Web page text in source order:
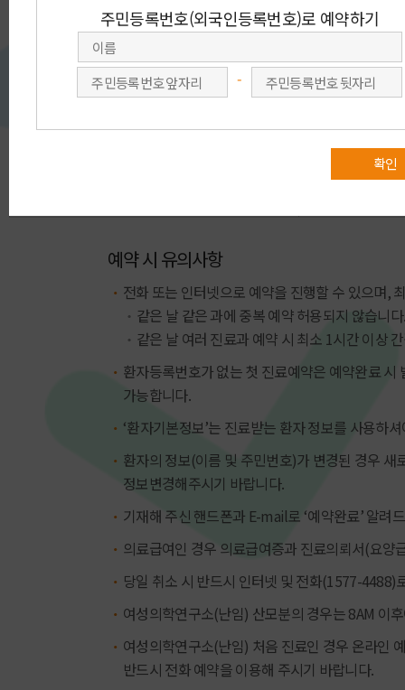
회원가입 없이 이름, 연락처(휴대전화)를
회원가입을
회원예
예약 시 유의사항
전화 또는 인터넷으로 예약을 진행할 수 있으며,
같은 날 같은 과에 중복 예약 허용되지 않습니
같은 날 여러 진료과 예약 시 최소 1시간 이상
환자등록번호가 없는 첫 진료예약은 예약완료
가능합니다.
‘환자기본정보’는 진료받는 환자 정보를 사용하
환자의 정보(이름 및 주민번호)가 변경된 경우
정보변경해주시기 바랍니다.
기재해 주신 핸드폰과 E-mail로 ‘예약완료’ 알려
의료급여인 경우 의료급여증과 진료의뢰서(요양
당일 취소 시 반드시 인터넷 및 전화(1577-4488)
여성의학연구소(난임) 산모분의 경우는 8AM 이
여성의학연구소(난임) 처음 진료인 경우 온라인
반드시 전화 예약을 이용해 주시기 바랍니다.